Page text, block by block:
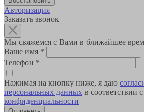
Авторизация
Заказать звонок
Мы свяжемся с Вами в ближайшее
Ваше имя *
Телефон *
Нажимая на кнопку ниже, я даю
персональных данных в соответствии с
конфиденциальности